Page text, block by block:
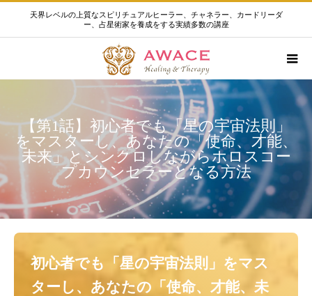
天界レベルの上質なスピリチュアルヒーラー、チャネラー、カードリーダ
ー、占星術家を養成をする実績多数の講座
【第1話】初心者でも「星の宇宙法則」
をマスターし、あなたの「使命、才能、
未来」とシンクロしながらホロスコー
プカウンセラーとなる方法
初心者でも「星の宇宙法則」をマス
ターし、あなたの「使命、才能、未